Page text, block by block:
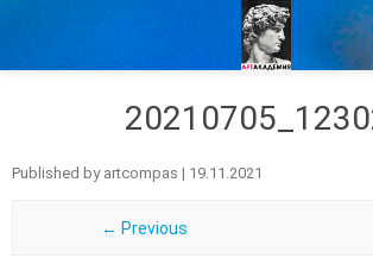
Published by artcompas | 19.11.2021
← Previous